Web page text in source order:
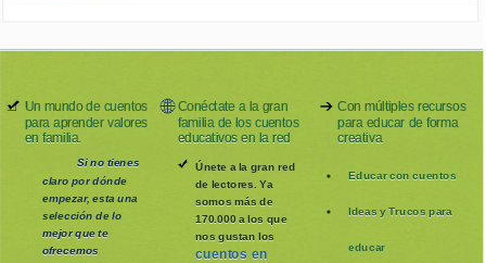
Un mundo de cuentos
para aprender valores
en familia.
Si no tienes
claro por dónde
empezar, esta una
selección de lo
mejor que te
ofrecemos
Conéctate a la gran
familia de los cuentos
educativos en la red
Únete a la gran red
de lectores. Ya
somos más de
170.000 a los que
nos gustan los
cuentos en
Con múltiples recursos
para educar de forma
creativa
Educar con cuentos
Ideas y Trucos para
educar